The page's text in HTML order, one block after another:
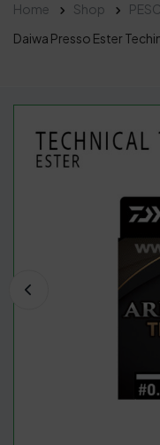
Home Shop
Daiwa Presso Ester